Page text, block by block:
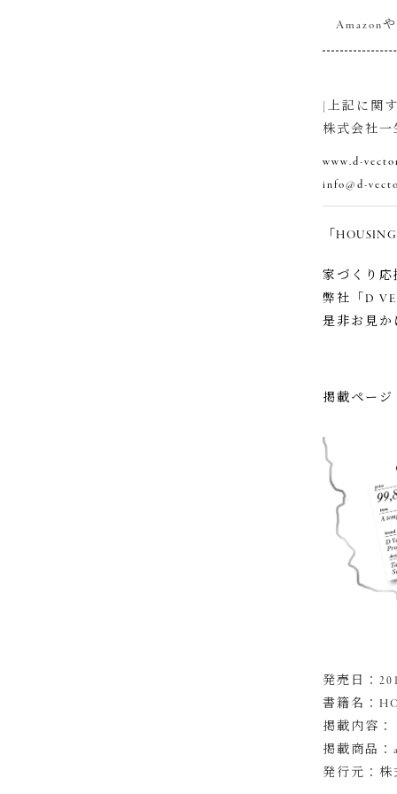
Amazon
[上記に関
株式会社一
www.d-
info@d-
「
家づくり応
弊社「D
是非お見
掲載ページ
発売日：
書籍名：
掲載内容
掲載商品：
発行元：